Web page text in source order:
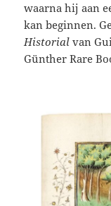
waarna hij aan
kan beginnen.
Historial van
Günther Rare